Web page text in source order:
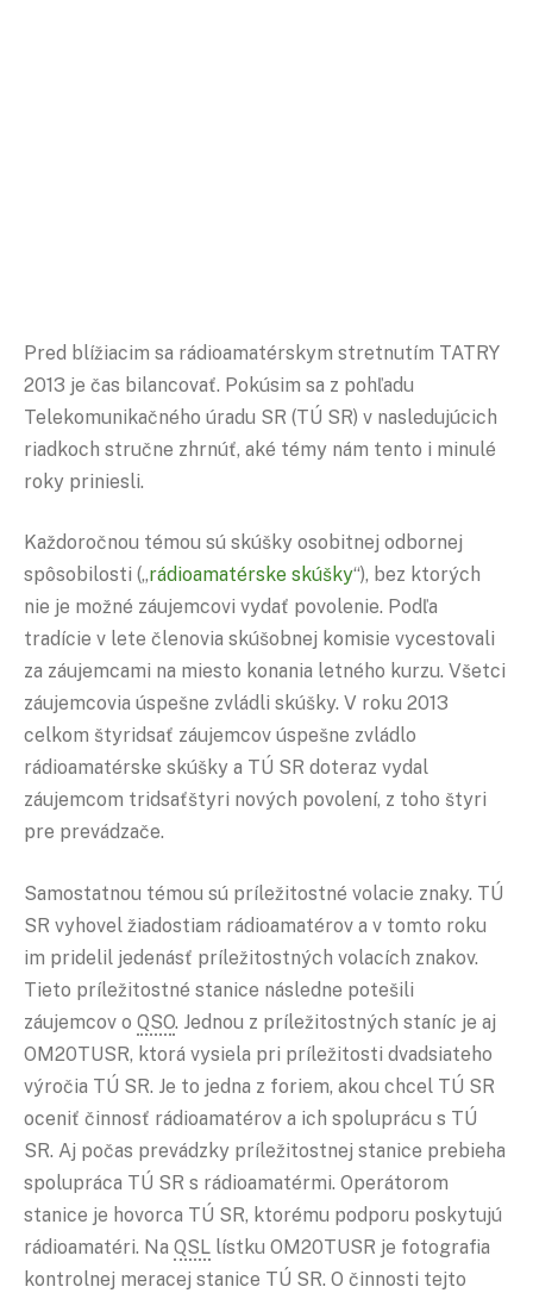
Pred blížiacim sa rádioamatérskym stretnutím TATRY
2013 je čas bilancovať. Pokúsim sa z pohľadu
Telekomunikačného úradu SR (TÚ SR) v nasledujúcich
riadkoch stručne zhrnúť, aké témy nám tento i minulé
roky priniesli.
Každoročnou témou sú skúšky osobitnej odbornej
spôsobilosti („rádioamatérske skúšky“), bez ktorých
nie je možné záujemcovi vydať povolenie. Podľa
tradície v lete členovia skúšobnej komisie vycestovali
za záujemcami na miesto konania letného kurzu. Všetci
záujemcovia úspešne zvládli skúšky. V roku 2013
celkom štyridsať záujemcov úspešne zvládlo
rádioamatérske skúšky a TÚ SR doteraz vydal
záujemcom tridsaťštyri nových povolení, z toho štyri
pre prevádzače.
Samostatnou témou sú príležitostné volacie znaky. TÚ
SR vyhovel žiadostiam rádioamatérov a v tomto roku
im pridelil jedenásť príležitostných volacích znakov.
Tieto príležitostné stanice následne potešili
záujemcov o QSO. Jednou z príležitostných staníc je aj
OM20TUSR, ktorá vysiela pri príležitosti dvadsiateho
výročia TÚ SR. Je to jedna z foriem, akou chcel TÚ SR
oceniť činnosť rádioamatérov a ich spoluprácu s TÚ
SR. Aj počas prevádzky príležitostnej stanice prebieha
spolupráca TÚ SR s rádioamatérmi. Operátorom
stanice je hovorca TÚ SR, ktorému podporu poskytujú
rádioamatéri. Na QSL lístku OM20TUSR je fotografia
kontrolnej meracej stanice TÚ SR. O činnosti tejto